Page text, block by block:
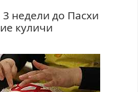
3 недели до Пасхи
куличи